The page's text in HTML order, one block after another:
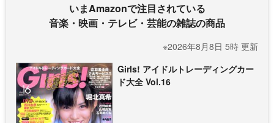
いまAmazonで注目されている
音楽・映画・テレビ・芸能の雑誌の商品
※2026年8月8日 5時 更新
Girls! アイドルトレーディングカー
ド大全 Vol.16